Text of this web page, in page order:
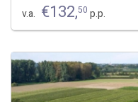
v.a. €132,50 p.p.